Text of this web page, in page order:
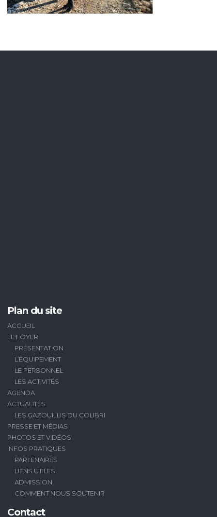
Plan du site
ACCUEIL
LE FOYER
PRÉSENTATION
L’ÉQUIPEMENT
LE PERSONNEL
LES ACTIVITÉS
AGENDA
ACTUALITÉS
LES GAZOUILLIS DU COLIBRI
PRESSE ET MÉDIAS
PHOTOS ET VIDÉOS
INFOS PRATIQUES
PARTENAIRES
LIENS UTILES
ADMISSION
COMMENT NOUS SOUTENIR
Contact